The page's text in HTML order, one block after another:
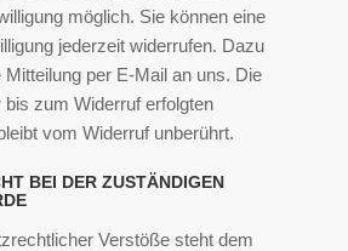
möglich. Sie können eine
jederzeit widerrufen. Dazu
per E-Mail an uns. Die
zum Widerruf erfolgten
vom Widerruf unberührt.
BEI DER ZUSTÄNDIGEN
Verstöße steht dem